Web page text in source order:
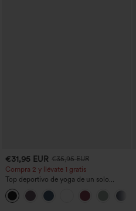
€31,95 EUR €35,95 EUR
Compra 2 y llévate 1 gratis
Top deportivo de yoga de un solo
hombro, manga larga con agujero para
el pulgar, dobladillo curvo estilo high-
low (frente más corto, espalda más